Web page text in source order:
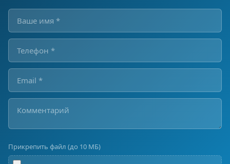
Прикрепить файл (до 10 МБ)